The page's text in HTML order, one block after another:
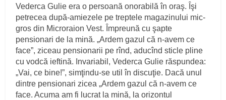
Vederca Gulie era o persoană onorabilă în oraş. Îşi
petrecea după-amiezele pe treptele magazinului mic-
gros din Microraion Vest. Împreună cu şapte
pensionari de la mină. „Ardem gazul că n-avem ce
face”, ziceau pensionarii pe rînd, aducînd sticle pline
cu vodcă ieftină. Invariabil, Vederca Gulie răspundea:
„Vai, ce bine!”, simţindu-se util în discuţie. Dacă unul
dintre pensionari zicea „Ardem gazul că n-avem ce
face. Acuma am fi lucrat la mină, la orizontul